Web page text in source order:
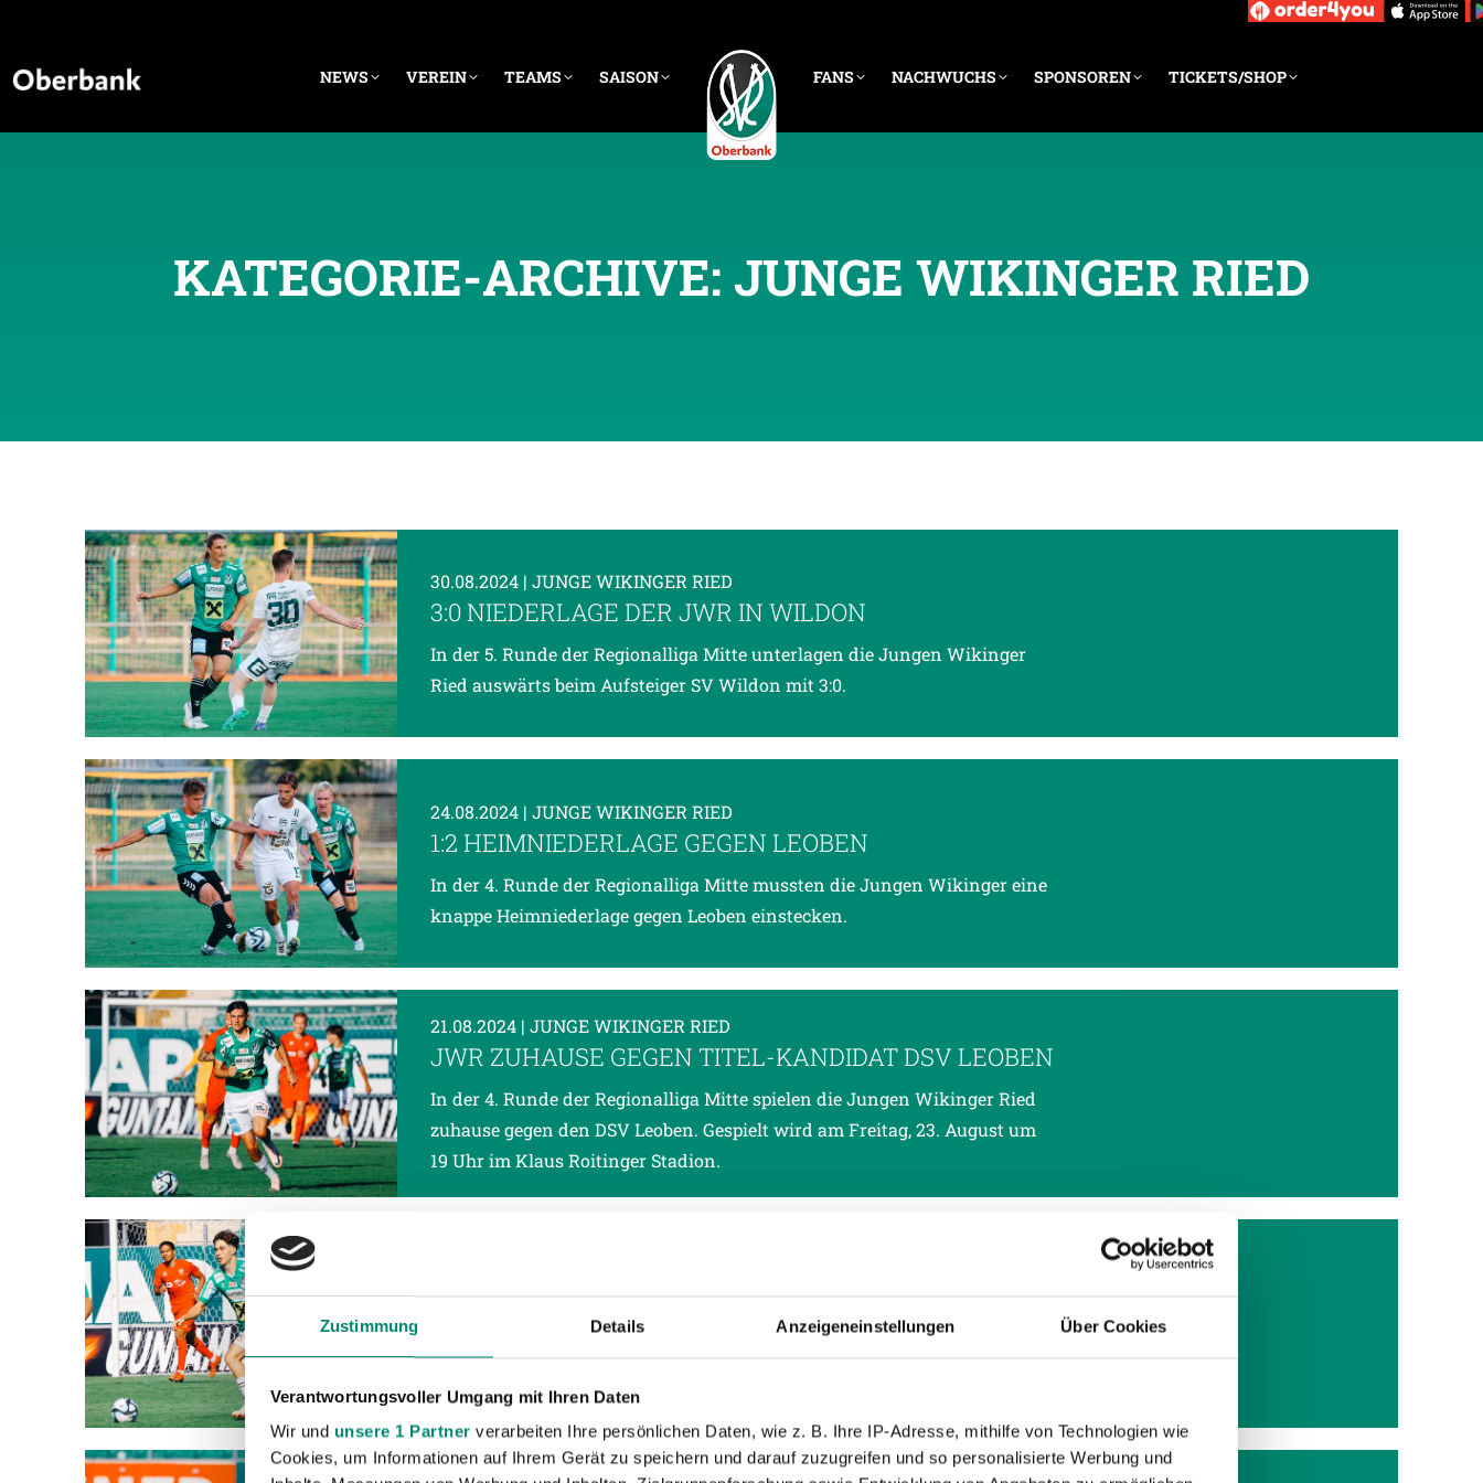
Zustimmung Details Anzeigeneinstellungen Über Cookies
Verantwortungsvoller Umgang mit Ihren Daten
Wir und unsere 1 Partner verarbeiten Ihre persönlichen Daten, wie z. B. Ihre IP-Adresse, mithilfe von Technologien wie
Cookies, um Informationen auf Ihrem Gerät zu speichern und darauf zuzugreifen und so personalisierte Werbung und
NEWS VEREIN TEAMS SAISON FANS NACHWUCHS SPONSOREN TICKETS/SHOP
KATEGORIE-ARCHIVE: JUNGE WIKINGER RIED
30.08.2024 | JUNGE WIKINGER RIED
3:0 NIEDERLAGE DER JWR IN WILDON
In der 5. Runde der Regionalliga Mitte unterlagen die Jungen Wikinger
Ried auswärts beim Aufsteiger SV Wildon mit 3:0.
24.08.2024 | JUNGE WIKINGER RIED
1:2 HEIMNIEDERLAGE GEGEN LEOBEN
In der 4. Runde der Regionalliga Mitte mussten die Jungen Wikinger eine
knappe Heimniederlage gegen Leoben einstecken.
21.08.2024 | JUNGE WIKINGER RIED
JWR ZUHAUSE GEGEN TITEL-KANDIDAT DSV LEOBEN
In der 4. Runde der Regionalliga Mitte spielen die Jungen Wikinger Ried
zuhause gegen den DSV Leoben. Gespielt wird am Freitag, 23. August um
19 Uhr im Klaus Roitinger Stadion.
In der 3. Runde der Regionalliga Mitte mussten die Jungen Wikinger
auswärts in St. Anna die erste Saisonniederlage einstecken. In der
Steiermark verloren die Rieder deutlich mit 6:2.